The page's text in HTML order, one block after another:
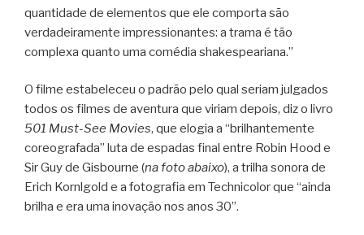
quantidade de elementos que ele comporta são
verdadeiramente impressionantes: a trama é tão
complexa quanto uma comédia shakespeariana.”
O filme estabeleceu o padrão pelo qual seriam julgados
todos os filmes de aventura que viriam depois, diz o livro
501 Must-See Movies, que elogia a “brilhantemente
coreografada” luta de espadas final entre Robin Hood e
Sir Guy de Gisbourne (na foto abaixo), a trilha sonora de
Erich Kornlgold e a fotografia em Technicolor que “ainda
brilha e era uma inovação nos anos 30”.